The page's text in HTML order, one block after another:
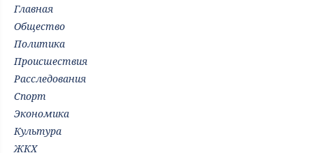
Главная
Общество
Политика
Происшествия
Расследования
Спорт
Экономика
Культура
ЖКХ